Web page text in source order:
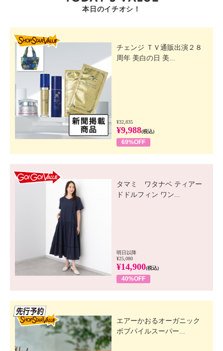
本日のイチオシ！
チェンジ ＴＶ通販出演２８
周年 美白の日 美...
¥32,835
¥9,988(税込)
69%OFF
タマミ ワタナベ ティアー
ドドルフィン ワン...
明日以降
¥25,080
¥14,900(税込)
40%OFF
エアーかおるオーガニック
ボブパイルスーパー...